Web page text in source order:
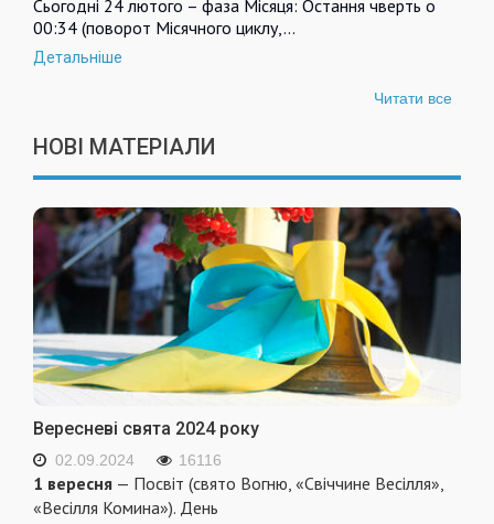
Сьогодні 24 лютого – фаза Місяця: Остання чверть о
00:34 (поворот Місячного циклу,…
Детальніше
Читати все
НОВІ МАТЕРІАЛИ
Вересневі свята 2024 року
02.09.2024 16116
1 вересня — Посвіт (свято Вогню, «Свіччине Весілля»,
«Весілля Комина»). День